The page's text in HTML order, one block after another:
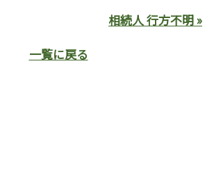
相続人 行方不明 »
一覧に戻る